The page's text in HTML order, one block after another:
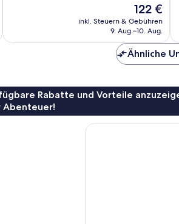
Der
Preis
beträgt
122 €
inkl. Steuern & Gebühren
9. Aug.–10. Aug.
Ähnliche
Rabatte und Vorteile
Abenteuer!